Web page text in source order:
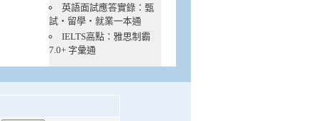
英語面試應答實錄：甄
試・留學・就業一本通
IELTS高點：雅思制霸
7.0+ 字彙通